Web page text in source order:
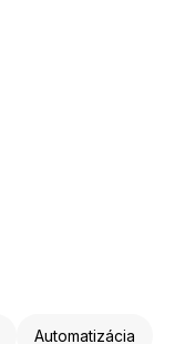
Automatizácia